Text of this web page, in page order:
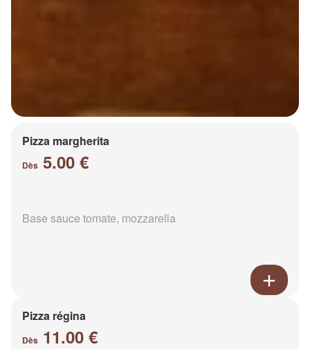
Pizza margherita
Dès 5.00 €
Base sauce tomate, mozzarella
Pizza régina
Dès 11.00 €